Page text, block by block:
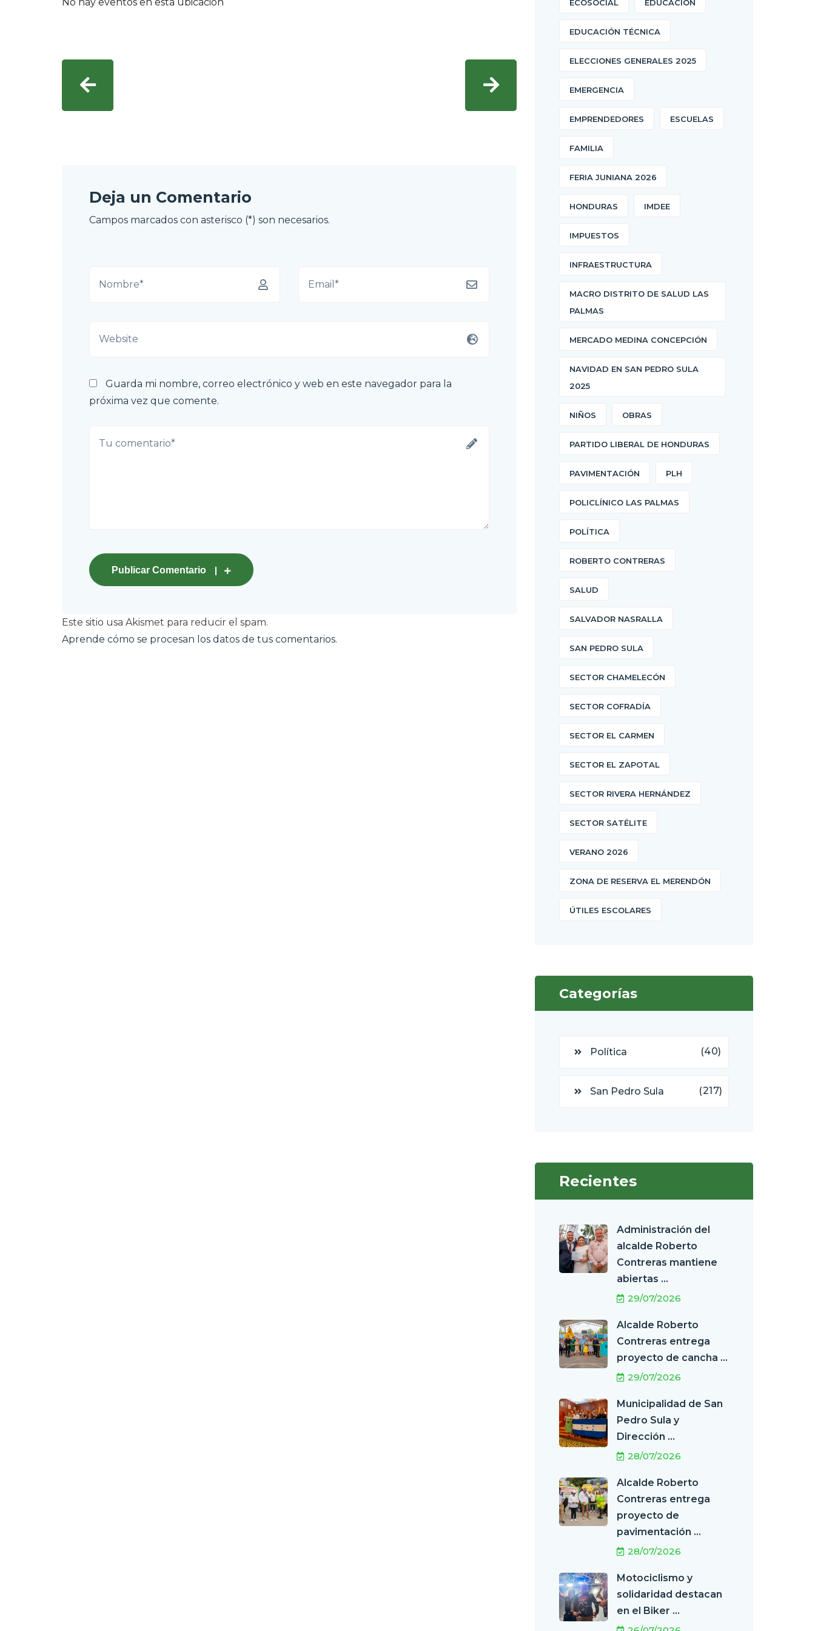
Deja un Comentario
Campos marcados con asterisco (*) son necesarios.
Guarda mi nombre, correo electrónico y web en este navegador para la
próxima vez que comente.
Publicar Comentario
Este sitio usa Akismet para reducir el spam.
Aprende cómo se procesan los datos de tus comentarios.
ECOSOCIAL EDUCACIÓN
EDUCACIÓN TÉCNICA
ELECCIONES GENERALES 2025
EMERGENCIA
EMPRENDEDORES ESCUELAS
FAMILIA
FERIA JUNIANA 2026
HONDURAS IMDEE
IMPUESTOS
INFRAESTRUCTURA
MACRO DISTRITO DE SALUD LAS
PALMAS
MERCADO MEDINA CONCEPCIÓN
NAVIDAD EN SAN PEDRO SULA
2025
NIÑOS OBRAS
PARTIDO LIBERAL DE HONDURAS
PAVIMENTACIÓN PLH
POLICLÍNICO LAS PALMAS
POLÍTICA
ROBERTO CONTRERAS
SALUD
SALVADOR NASRALLA
SAN PEDRO SULA
SECTOR CHAMELECÓN
SECTOR COFRADÍA
SECTOR EL CARMEN
SECTOR EL ZAPOTAL
SECTOR RIVERA HERNÁNDEZ
SECTOR SATÉLITE
VERANO 2026
ZONA DE RESERVA EL MERENDÓN
ÚTILES ESCOLARES
Categorías
Política (40)
San Pedro Sula (217)
Recientes
Administración del
alcalde Roberto
Contreras mantiene
abiertas ...
29/07/2026
Alcalde Roberto
Contreras entrega
proyecto de cancha ...
29/07/2026
Municipalidad de San
Pedro Sula y
Dirección ...
28/07/2026
Alcalde Roberto
Contreras entrega
proyecto de
pavimentación ...
28/07/2026
Motociclismo y
solidaridad destacan
en el Biker ...